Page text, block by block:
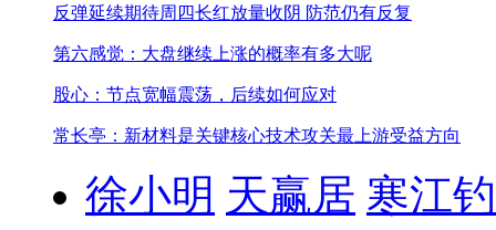
反弹延续期待周四长红放量收阴 防范仍有反复
第六感觉：大盘继续上涨的概率有多大呢
股心：节点宽幅震荡，后续如何应对
常长亭：新材料是关键核心技术攻关最上游受益方向
徐小明 天赢居 寒江